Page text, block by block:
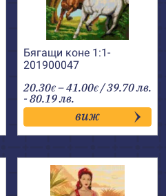
Бягащи коне 1:1-
201900047
20.30€ –41.00€Price
range:
20.30€
through
41.00€
/ 39.70 лв.
- 80.19 лв.
виж